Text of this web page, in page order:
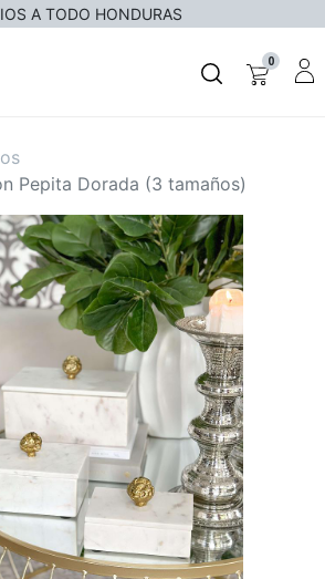
A TODO HONDURAS
0
Pepita Dorada (3 tamaños)